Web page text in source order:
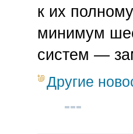
к их
минимум
систем —
Другие